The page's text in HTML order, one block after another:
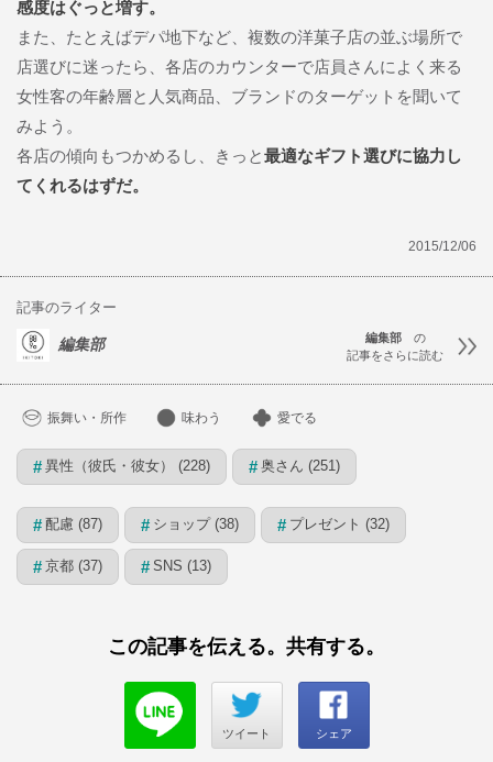
感度はぐっと増す。
また、たとえばデパ地下など、複数の洋菓子店の並ぶ場所で
店選びに迷ったら、各店のカウンターで店員さんによく来る
女性客の年齢層と人気商品、ブランドのターゲットを聞いて
みよう。
各店の傾向もつかめるし、きっと最適なギフト選びに協力し
てくれるはずだ。
2015/12/06
記事のライター
編集部 編集部の
記事をさらに読む
振舞い・所作 味わう 愛でる
# 異性（彼氏・彼女） (228) # 奥さん (251)
# 配慮 (87) # ショップ (38) # プレゼント (32)
# 京都 (37) # SNS (13)
この記事を伝える。共有する。
ツイート シェア